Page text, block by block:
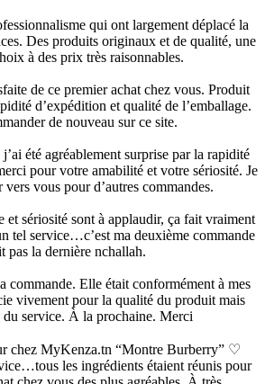
qui ont largement déplacé la
Des produits originaux et de qualité, une
à des prix très raisonnables.
de ce premier achat chez vous. Produit
d’expédition et qualité de l’emballage.
de nouveau sur ce site.
été agréablement surprise par la rapidité
pour votre amabilité et votre sériosité. Je
vers vous pour d’autres commandes.
et sériosité sont à applaudir, ça fait vraiment
tel service…c’est ma deuxième commande
pas la dernière nchallah.
commande. Elle était conformément à mes
vivement pour la qualité du produit mais
service. À la prochaine. Merci
chez MyKenza.tn “Montre Burberry” ♡
les ingrédients étaient réunis pour